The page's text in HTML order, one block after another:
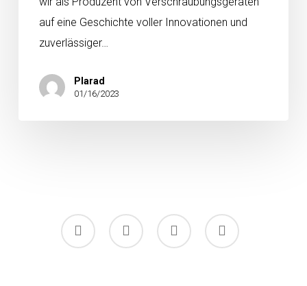
auf eine Geschichte voller Innovationen und
zuverlässiger…
Plarad
01/16/2023
facebook linkedin youtube instagram